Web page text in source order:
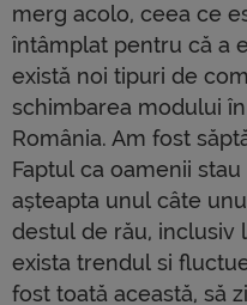
merg acolo, ceea ce
întâmplat pentru că a
există noi tipuri de
schimbarea modului
România. Am fost
Faptul ca oamenii
așteapta unul câte
destul de rău, inclusiv
exista trendul si
fost toată această, să